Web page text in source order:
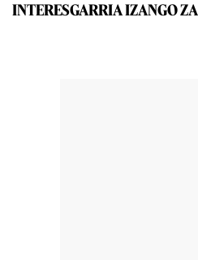
INTERESGARRIA IZANGO